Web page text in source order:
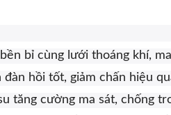
bỉ cùng lưới thoáng khí,
hồi tốt, giảm chấn hiệu
tăng cường ma sát, chống